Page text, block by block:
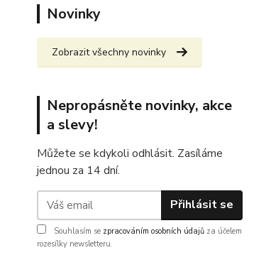
Novinky
Zobrazit všechny novinky
Nepropásněte novinky, akce
a slevy!
Můžete se kdykoli odhlásit. Zasíláme
jednou za 14 dní.
Přihlásit se
Souhlasím se zpracováním osobních údajů za účelem
rozesílky newsletteru.